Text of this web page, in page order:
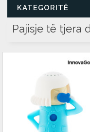
KATEGORITË
Pajisje të tjera